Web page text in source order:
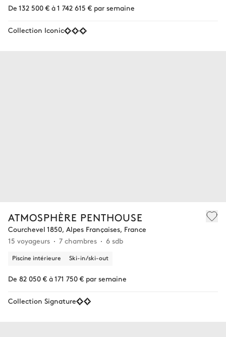
De 132 500 € à 1 742 615 € par semaine
Collection Iconic
ATMOSPHÈRE PENTHOUSE
Courchevel 1850, Alpes Françaises, France
15 voyageurs
7 chambres 6 sdb
Piscine intérieure Ski-in/ski-out
De 82 050 € à 171 750 € par semaine
Collection Signature